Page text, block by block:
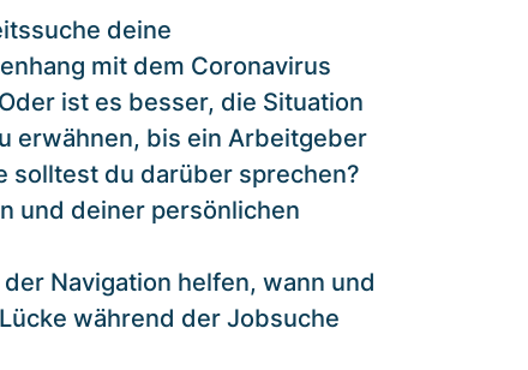
deine
mit dem Coronavirus
ist es besser, die Situation
erwähnen, bis ein Arbeitgeber
solltest du darüber sprechen?
und deiner persönlichen
Navigation helfen, wann und
während der Jobsuche